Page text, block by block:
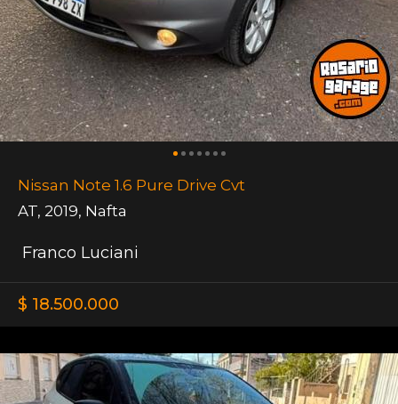
Nissan Note 1.6 Pure Drive Cvt
AT, 2019, Nafta
Franco Luciani
$ 18.500.000